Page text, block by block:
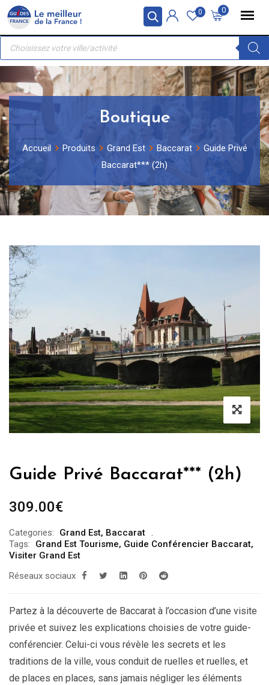
Panneau de gestion des cookies
Skip
content
0
0
Recherche
produits
Boutique
Accueil Produits Grand Est Baccarat
Guide Privé
Baccarat*** (2h)
Guide Privé Baccarat*** (2h)
309.00€
Categories: Grand Est, Baccarat
Tags:
Grand Est Tourisme, Guide Conférencier Baccarat,
Visiter Grand Est
Réseaux sociaux
Partez à la découverte de Baccarat à l’occasion d’une visite
privée et suivez les explications choisies de votre guide-
conférencier. Celui-ci vous révèle les secrets et les
traditions de la ville, vous conduit de ruelles et ruelles, et
de places en places, sans jamais négliger les éléments